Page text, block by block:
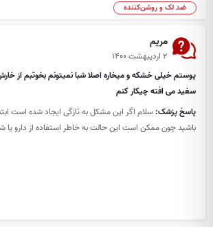
ضد لک و روشن‌کننده
مریم
۲ اردیبهشت ۱۴۰۰
پوستم خیلی خشکه و میخاره اصلا شبا نمیتونم بخوتبم از
سغید می افته چیکار کنم
پاسخ پزشک: سلام اگر این مشکل به تازگی ایجاد شده است
باشید چون ممکن است این حالت به خاطر استفاده از دارو یا